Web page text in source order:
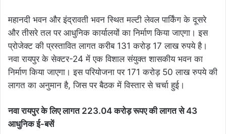
महानदी भवन और इंद्रावती भवन स्थित मल्टी लेवल पार्किंग के दूसरे
और तीसरे तल पर आधुनिक कार्यालयों का निर्माण किया जाएगा। इस
प्रोजेक्ट की प्रस्तावित लागत करीब 131 करोड़ 17 लाख रुपये है।
नवा रायपुर के सेक्टर-24 में एक विशाल संयुक्त शासकीय भवन का
निर्माण किया जाएगा। इस परियोजना पर 171 करोड़ 50 लाख रुपये की
लागत का अनुमान है, जिस पर बैठक में विस्तार से चर्चा हुई।
नवा रायपुर के लिए लागत 223.04 करोड़ रूपए की लागत से 43
आधुनिक ई-बसें